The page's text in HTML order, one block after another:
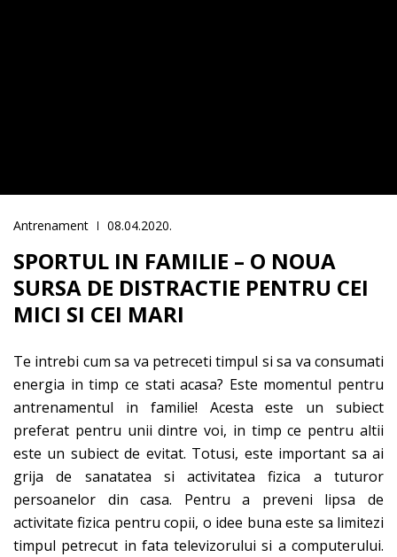
Antrenament 08.04.2020.
SPORTUL IN FAMILIE – O NOUA
SURSA DE DISTRACTIE PENTRU CEI
MICI SI CEI MARI
Te intrebi cum sa va petreceti timpul si sa va consumati
energia in timp ce stati acasa? Este momentul pentru
antrenamentul in familie! Acesta este un subiect
preferat pentru unii dintre voi, in timp ce pentru altii
este un subiect de evitat. Totusi, este important sa ai
grija de sanatatea si activitatea fizica a tuturor
persoanelor din casa. Pentru a preveni lipsa de
activitate fizica pentru copii, o idee buna este sa limitezi
timpul petrecut in fata televizorului si a computerului.